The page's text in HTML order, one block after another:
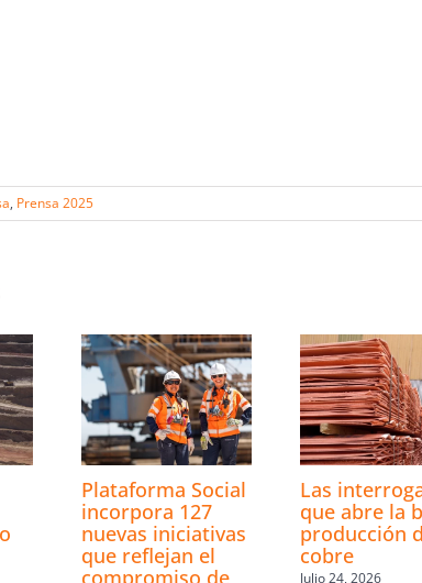
, Prensa 2025
Plataforma Social
incorpora 127
nuevas iniciativas
que reflejan el
compromiso de
Las
que abre la
producción
cobre
Julio 24, 2026